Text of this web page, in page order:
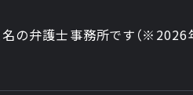
名の弁護士事務所です （※2026